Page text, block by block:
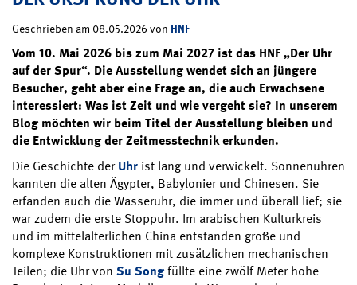
Geschrieben am 08.05.2026 von HNF
Vom 10. Mai 2026 bis zum Mai 2027 ist das HNF „Der Uhr
auf der Spur“. Die Ausstellung wendet sich an jüngere
Besucher, geht aber eine Frage an, die auch Erwachsene
interessiert: Was ist Zeit und wie vergeht sie? In unserem
Blog möchten wir beim Titel der Ausstellung bleiben und
die Entwicklung der Zeitmesstechnik erkunden.
Die Geschichte derUhr ist lang und verwickelt. Sonnenuhren
kannten die alten Ägypter, Babylonier und Chinesen. Sie
erfanden auch die Wasseruhr, die immer und überall lief; sie
war zudem die erste Stoppuhr. Im arabischen Kulturkreis
und im mittelalterlichen China entstanden große und
komplexe Konstruktionen mit zusätzlichen mechanischen
Teilen; die Uhr von Su Songfüllte eine zwölf Meter hohe